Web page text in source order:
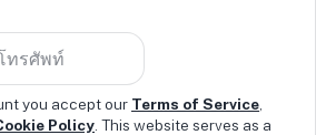
you accept our Terms of Service
Policy . This website serves as a